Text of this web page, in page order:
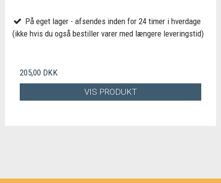
På eget lager - afsendes inden for 24 timer i hverdage
(ikke hvis du også bestiller varer med længere leveringstid)
205,00 DKK
VIS PRODUKT